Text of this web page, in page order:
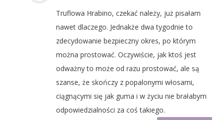
Truflowa Hrabino, czekać należy, już pisałam
nawet dlaczego. Jednakże dwa tygodnie to
zdecydowanie bezpieczny okres, po którym
można prostować. Oczywiście, jak ktoś jest
odważny to może od razu prostować, ale są
szanse, że skończy z popalonymi włosami,
ciągnącymi się jak guma i w życiu nie brałabym
odpowiedzialności za coś takiego.